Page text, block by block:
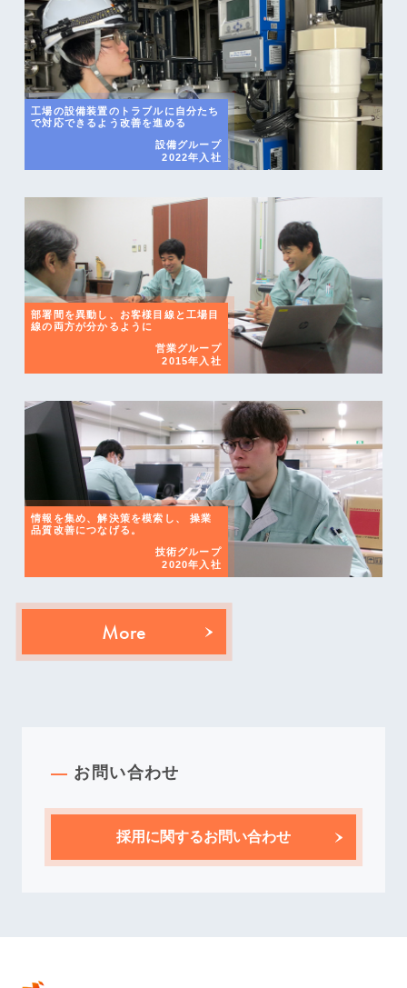
工場の設備装置のトラブルに自分たち
で対応できるよう改善を進める
設備グループ
2022年入社
部署間を異動し、お客様目線と工場目
線の両方が分かるように
営業グループ
2015年入社
情報を集め、解決策を模索し、 操業
品質改善につなげる。
技術グループ
2020年入社
More
お問い合わせ
採用に関するお問い合わせ